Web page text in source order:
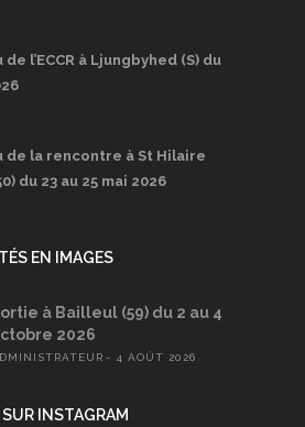
l’ECCR à Ljungbyhed (S) du
de la rencontre à St Hilaire
du 23 au 25 mai 2026
EN IMAGES
à Bailleul (59) du 2 au 4
2026
4 AOÛT 2026
INSTAGRAM